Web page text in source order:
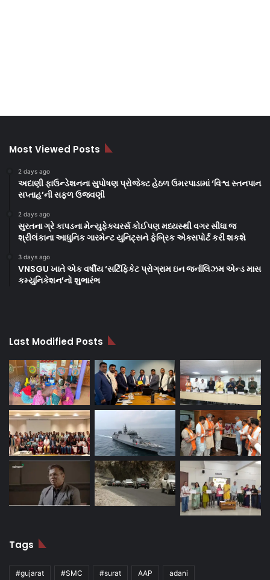
Most Viewed Posts
2 days ago
અદાણી ફાઉન્ડેશનના સુપોષણ પ્રોજેક્ટ હેઠળ ઉમરપાડામાં ‘વિશ્વ સ્તનપાન
સપ્તાહ’ની સફળ ઉજવણી
2 days ago
સુરતના ગ્રે કાપડના મેન્યુફેક્ચરર્સ કોઈપણ મધ્યસ્થી વગર સીધા જ
શ્રીલંકાના આધુનિક ગારમેન્ટ યુનિટ્સને ફેબ્રિક એક્સપોર્ટ કરી શકશે
3 days ago
VNSGU ખાતે એક વર્ષીય ‘સર્ટિફિકેટ પ્રોગ્રામ ઇન જર્નાલિઝમ એન્ડ માસ
કમ્યુનિકેશન’નો શુભારંભ
Last Modified Posts
Tags
#gujarat #SMC #surat AAP adani